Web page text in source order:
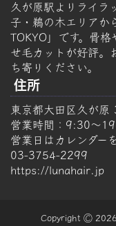
久が原駅よりライラ
子・鵜の木エリアか
TOKYO」です。骨
せ毛カットが好評。
ち寄りください。
住所
東京都大田区久が
営業時間：9:30～
営業日はカレンダー
03-3754-2299
https://lunahair.jp
Copyright Ⓒ 2026